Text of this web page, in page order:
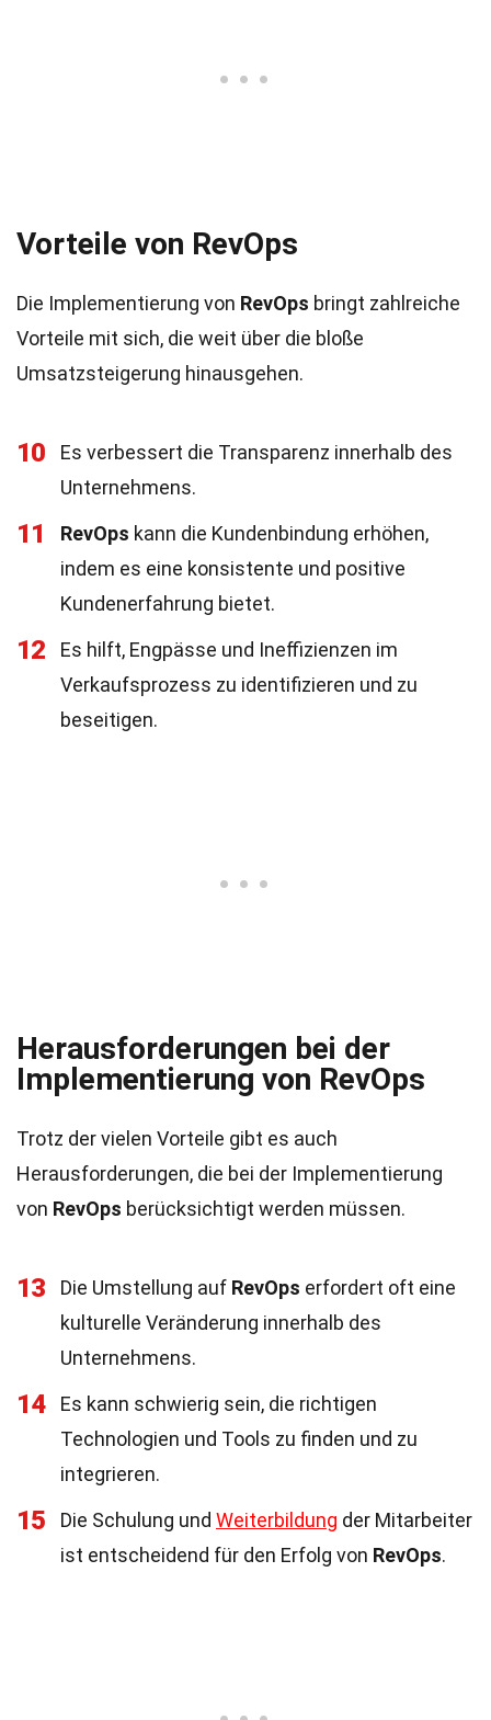
Vorteile von RevOps
Die Implementierung von RevOps bringt zahlreiche
Vorteile mit sich, die weit über die bloße
Umsatzsteigerung hinausgehen.
10
Es verbessert die Transparenz innerhalb des
Unternehmens.
11 RevOps kann die Kundenbindung erhöhen,
indem es eine konsistente und positive
Kundenerfahrung bietet.
12
Es hilft, Engpässe und Ineffizienzen im
Verkaufsprozess zu identifizieren und zu
beseitigen.
Herausforderungen bei der
Implementierung von RevOps
Trotz der vielen Vorteile gibt es auch
Herausforderungen, die bei der Implementierung
von RevOps berücksichtigt werden müssen.
13 Die Umstellung auf RevOps erfordert oft eine
kulturelle Veränderung innerhalb des
Unternehmens.
14
Es kann schwierig sein, die richtigen
Technologien und Tools zu finden und zu
integrieren.
15 Die Schulung und Weiterbildung der Mitarbeiter
ist entscheidend für den Erfolg von RevOps.